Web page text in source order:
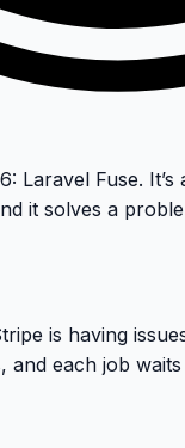
Laravel Fuse.
it solves a
is having
each job